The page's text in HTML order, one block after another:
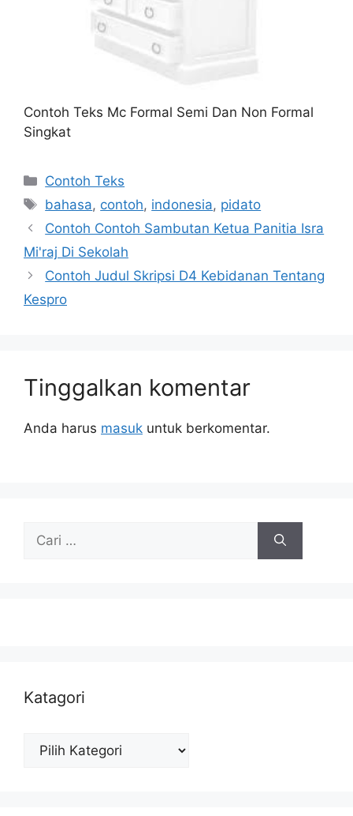
Contoh Teks Mc Formal Semi Dan Non Formal
Singkat
Kategori
Contoh Teks
Tag
bahasa, contoh, indonesia, pidato
Contoh Contoh Sambutan Ketua Panitia Isra
Mi'raj Di Sekolah
Contoh Judul Skripsi D4 Kebidanan Tentang
Kespro
Tinggalkan komentar
Anda harus masuk untuk berkomentar.
untuk:
Katagori
Katagori